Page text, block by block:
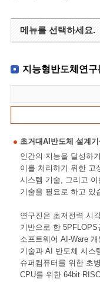
메뉴를 선택하세요.
지능형반도체연구
초거대AI반도체 설계
인간의 지능을 달성하
이를 처리하기 위한 고
시스템 기술, 그리고
기술을 필요로 하고 있
연구진은 초저전력 시
기반으로 한
소프트웨어 AI-Ware
기술과 AI 반도체 시스
슈퍼컴퓨터를 위한 초
CPU를 위한 64bit